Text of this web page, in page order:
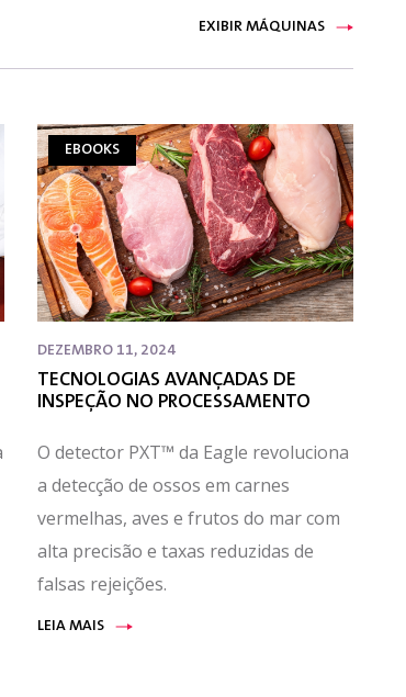
EXIBIR MÁQUINAS
EBOOKS
DEZEMBRO 11, 2024
TECNOLOGIAS AVANÇADAS DE
INSPEÇÃO NO PROCESSAMENTO
O detector PXT™ da Eagle revoluciona
a detecção de ossos em carnes
vermelhas, aves e frutos do mar com
alta precisão e taxas reduzidas de
falsas rejeições.
LEIA MAIS